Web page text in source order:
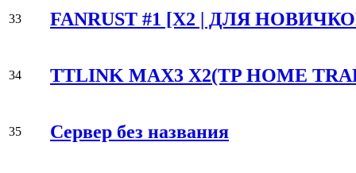
33 FANRUST #1 [X2 | ДЛЯ
34 TTLINK MAX3 X2(TP HOME
35 Сервер без названия